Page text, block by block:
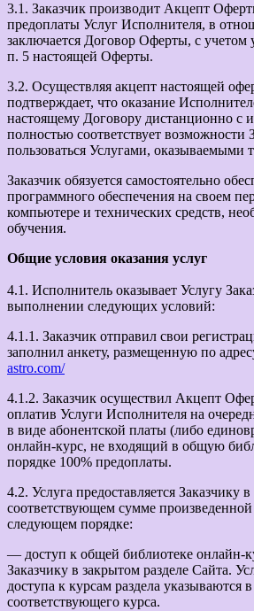
3.1. Заказчик производит Акцепт
предоплаты Услуг Исполнителя, в
заключается Договор Оферты, с
п. 5 настоящей Оферты.
3.2. Осуществляя акцепт настоящей
подтверждает, что оказание
настоящему Договору дистанционно с
полностью соответствует возможности
пользоваться Услугами, оказываемыми
Заказчик обязуется самостоятельно
программного обеспечения на своем
компьютере и технических средств,
обучения.
Общие условия оказания услуг
4.1. Исполнитель оказывает Услугу
выполнении следующих условий:
4.1.1. Заказчик отправил свои
заполнил анкету, размещенную по
astro.com/
4.1.2. Заказчик осуществил Акцепт
оплатив Услуги Исполнителя на
в виде абонентской платы (либо
онлайн-курс, не входящий в общую
порядке 100% предоплаты.
4.2. Услуга предоставляется Заказчику
соответствующем сумме
следующем порядке:
— доступ к общей библиотеке онлайн-
Заказчику в закрытом разделе Сайта.
доступа к курсам раздела указываются
соответствующего курса.